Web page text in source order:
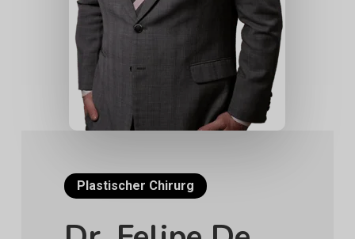
Plastischer Chirurg